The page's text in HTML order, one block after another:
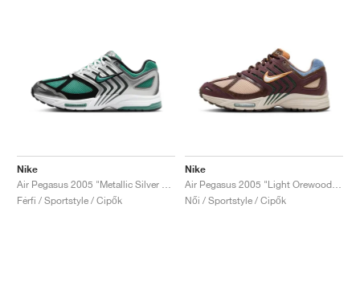
Nike
Férfi / Sportstyle / Cipők
Nike
Női / Sportstyle / Cipők